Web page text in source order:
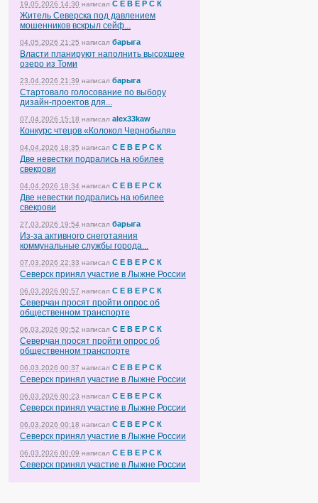
19.05.2026 14:30 написал С Е В Е Р С К
Житель Северска под давлением
мошенников вскрыл сейф...
04.05.2026 21:25 написал барыга
Власти планируют наполнить высохшее
озеро из Томи
23.04.2026 21:39 написал барыга
Стартовало голосование по выбору
дизайн-проектов для...
07.04.2026 15:18 написал alex33kaw
Конкурс чтецов «Колокол Чернобыля»
04.04.2026 18:35 написал С Е В Е Р С К
Две невестки подрались на юбилее
свекрови
04.04.2026 18:34 написал С Е В Е Р С К
Две невестки подрались на юбилее
свекрови
27.03.2026 19:54 написал барыга
Из-за активного снеготаяния
коммунальные службы города...
07.03.2026 22:33 написал С Е В Е Р С К
Северск принял участие в Лыжне России
06.03.2026 00:57 написал С Е В Е Р С К
Северчан просят пройти опрос об
общественном транспорте
06.03.2026 00:52 написал С Е В Е Р С К
Северчан просят пройти опрос об
общественном транспорте
06.03.2026 00:37 написал С Е В Е Р С К
Северск принял участие в Лыжне России
06.03.2026 00:23 написал С Е В Е Р С К
Северск принял участие в Лыжне России
06.03.2026 00:18 написал С Е В Е Р С К
Северск принял участие в Лыжне России
06.03.2026 00:09 написал С Е В Е Р С К
Северск принял участие в Лыжне России